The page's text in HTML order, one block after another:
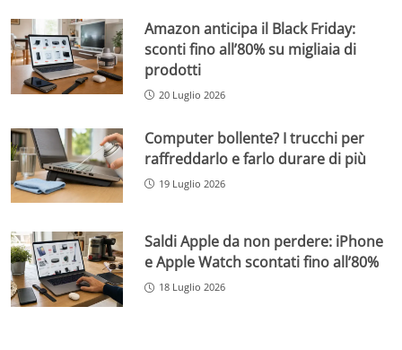
Amazon anticipa il Black Friday:
sconti fino all’80% su migliaia di
prodotti
20 Luglio 2026
Computer bollente? I trucchi per
raffreddarlo e farlo durare di più
19 Luglio 2026
Saldi Apple da non perdere: iPhone
e Apple Watch scontati fino all’80%
18 Luglio 2026